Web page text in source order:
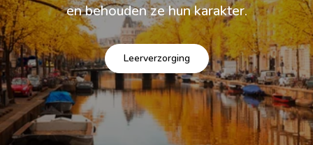
en behouden ze hun karakter.
Leerverzorging